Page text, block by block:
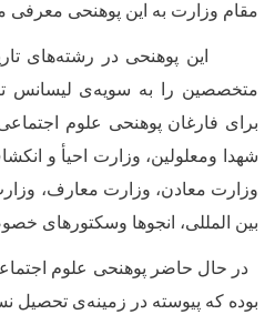
مقام وزارت به این پوهنحی معرفی
این پوهنحی در رشته‌‌های
متخصصین را به سویهی لیسانس
برای فارغان پوهنحی علوم
شهدا ومعلولین، وزارت احیأ و
وزارت معادن، وزارت معارف،
بین المللی، انجوها وسکتورهای
در حال حاضر پوهنحی علوم
بوده که پیوسته در زمینهی تحصیل